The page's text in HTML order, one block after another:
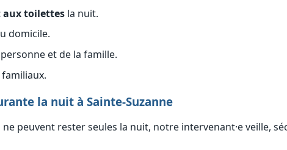
aux toilettesla nuit.
domicile.
et de la famille.
la nuit à Sainte-Suzanne
peuvent rester seules la nuit, notre intervenant·e veille,